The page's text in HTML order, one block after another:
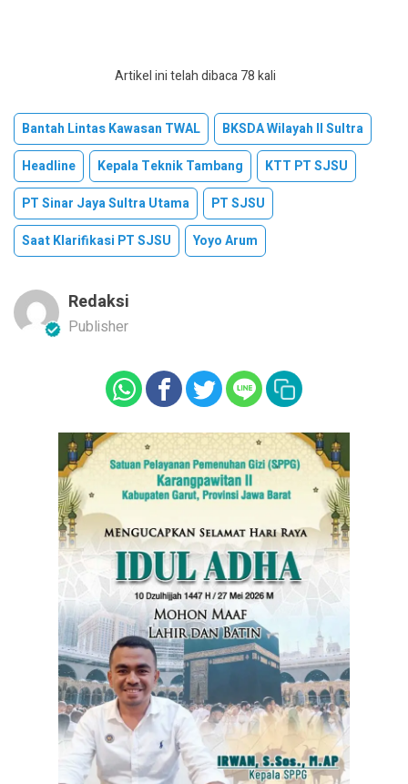
Artikel ini telah dibaca 78 kali
Bantah Lintas Kawasan TWAL
BKSDA Wilayah II Sultra
Headline
Kepala Teknik Tambang
KTT PT SJSU
PT Sinar Jaya Sultra Utama
PT SJSU
Saat Klarifikasi PT SJSU
Yoyo Arum
Redaksi
Publisher